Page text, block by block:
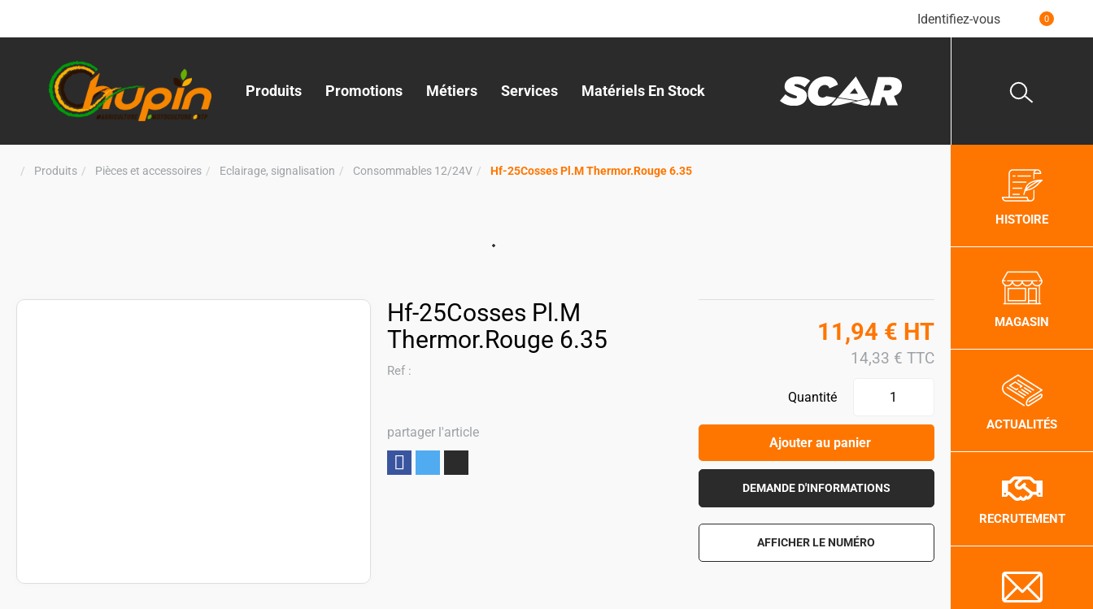
Identifiez-vous 0
Produits Promotions Métiers Services Matériels En Stock
Produits Pièces et accessoires Eclairage, signalisation Consommables 12/24V Hf-25Cosses Pl.M Thermor.Rouge 6.35
Hf-25Cosses Pl.M
Thermor.Rouge 6.35
Ref :
partager l'article
11,94 € HT
14,33 € TTC
Quantité
Ajouter au panier
DEMANDE D'INFORMATIONS
AFFICHER LE NUMÉRO
HISTOIRE
MAGASIN
ACTUALITÉS
RECRUTEMENT